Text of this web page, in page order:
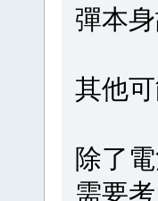
彈本身
其他
除了
需要